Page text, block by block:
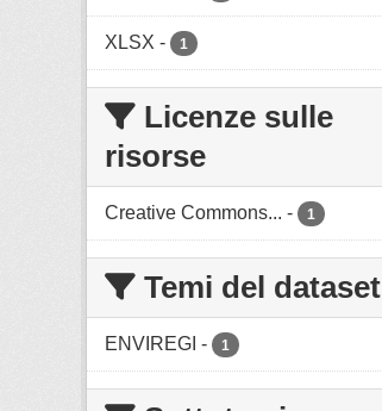
XLSX - 1
Licenze sulle
risorse
Creative Commons... - 1
Temi del dataset
ENVIREGI - 1